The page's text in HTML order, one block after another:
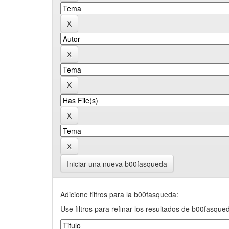
Iniciar una nueva b00fasqueda
Adicione filtros para la b00fasqueda:
Use filtros para refinar los resultados de